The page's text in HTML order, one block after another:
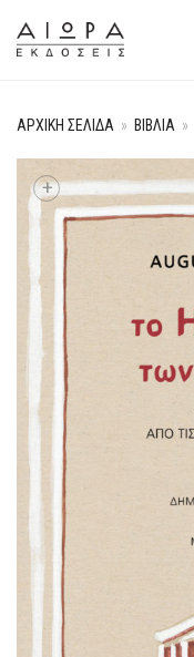
ΑΡΧΙΚΉ ΣΕΛΊΔΑ » ΒΙΒΛΙΑ »
+